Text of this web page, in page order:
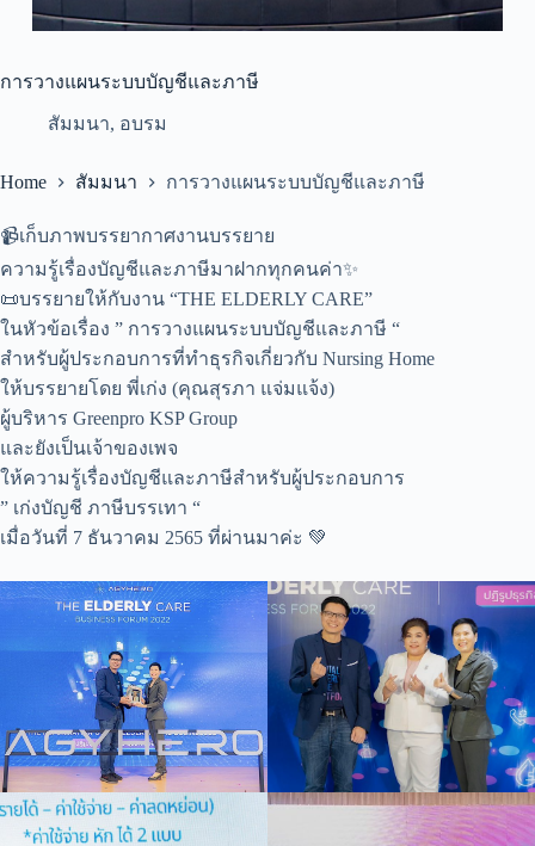
การวางแผนระบบบัญชีและภาษี
สัมมนา, อบรม
Home สัมมนา การวางแผนระบบบัญชีและภาษี
📹เก็บภาพบรรยากาศงานบรรยาย
ความรู้เรื่องบัญชีและภาษีมาฝากทุกคนค่า✨
📜บรรยายให้กับงาน “THE ELDERLY CARE”
ในหัวข้อเรื่อง ” การวางแผนระบบบัญชีและภาษี “
สำหรับผู้ประกอบการที่ทำธุรกิจเกี่ยวกับ Nursing Home
ให้บรรยายโดย พี่เก่ง (คุณสุรภา แจ่มแจ้ง)
ผู้บริหาร Greenpro KSP Group
และยังเป็นเจ้าของเพจ
ให้ความรู้เรื่องบัญชีและภาษีสำหรับผู้ประกอบการ
” เก่งบัญชี ภาษีบรรเทา “
เมื่อวันที่ 7 ธันวาคม 2565 ที่ผ่านมาค่ะ 💚